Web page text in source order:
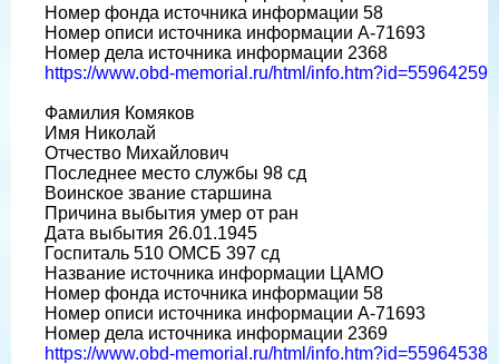
Номер фонда источника информации 58
Номер описи источника информации А-71693
Номер дела источника информации 2368
https://www.obd-memorial.ru/html/info.htm?id=55964259
Фамилия Комяков
Имя Николай
Отчество Михайлович
Последнее место службы 98 сд
Воинское звание старшина
Причина выбытия умер от ран
Дата выбытия 26.01.1945
Госпиталь 510 ОМСБ 397 сд
Название источника информации ЦАМО
Номер фонда источника информации 58
Номер описи источника информации А-71693
Номер дела источника информации 2369
https://www.obd-memorial.ru/html/info.htm?id=55964538